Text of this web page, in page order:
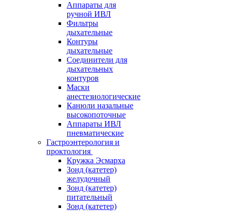
Аппараты для
ручной ИВЛ
Фильтры
дыхательные
Контуры
дыхательные
Соединители для
дыхательных
контуров
Маски
анестезиологические
Канюли назальные
высокопоточные
Аппараты ИВЛ
пневматические
Гастроэнтерология и
проктология
Кружка Эсмарха
Зонд (катетер)
желудочный
Зонд (катетер)
питательный
Зонд (катетер)